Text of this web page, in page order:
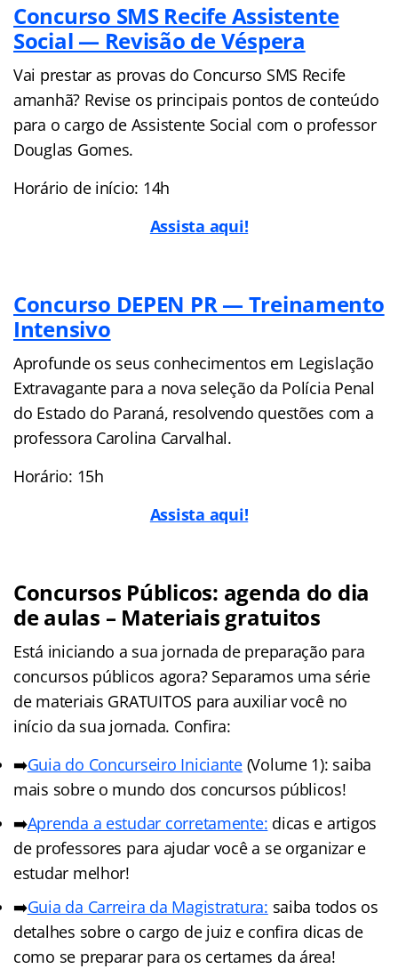
Concurso SMS Recife Assistente
Social — Revisão de Véspera
Vai prestar as provas do Concurso SMS Recife
amanhã? Revise os principais pontos de conteúdo
para o cargo de Assistente Social com o professor
Douglas Gomes.
Horário de início: 14h
Assista aqui!
Concurso DEPEN PR — Treinamento
Intensivo
Aprofunde os seus conhecimentos em Legislação
Extravagante para a nova seleção da Polícia Penal
do Estado do Paraná, resolvendo questões com a
professora Carolina Carvalhal.
Horário: 15h
Assista aqui!
Concursos Públicos: agenda do dia
de aulas – Materiais gratuitos
Está iniciando a sua jornada de preparação para
concursos públicos agora? Separamos uma série
de materiais GRATUITOS para auxiliar você no
início da sua jornada. Confira:
➡️Guia do Concurseiro Iniciante(Volume 1): saiba
mais sobre o mundo dos concursos públicos!
➡️Aprenda a estudar corretamente: dicas e artigos
de professores para ajudar você a se organizar e
estudar melhor!
➡️Guia da Carreira da Magistratura: saiba todos os
detalhes sobre o cargo de juiz e confira dicas de
como se preparar para os certames da área!